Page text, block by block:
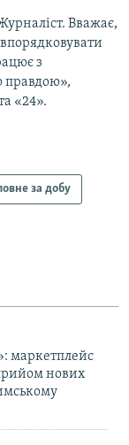
Вважає,
з
правдою»,
«24».
за добу
маркетплейс
нових